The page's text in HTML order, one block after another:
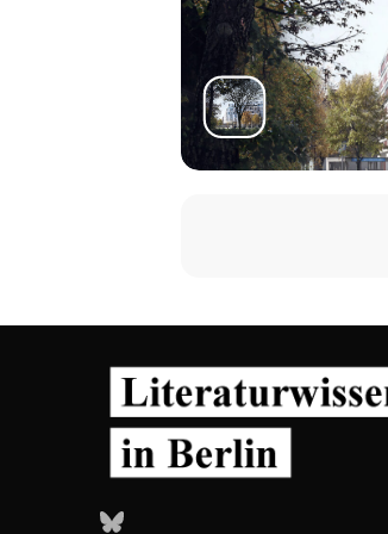
Fotis
Dennis
Thomas
16.30
Bluesky